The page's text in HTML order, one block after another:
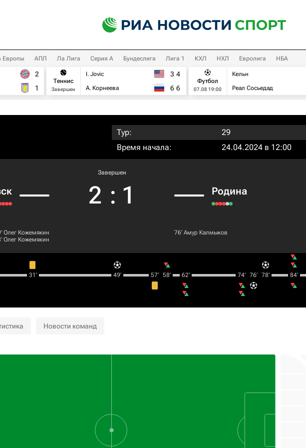
Европы АПЛ Ла Лига Серия А Бундеслига Лига 1 КХЛ НХЛ Евролига НБА
2
1
Теннис
Завершен
I. Jovic
А. Корнеева
3 4
6 6
Футбол
07.08 19:00
Кельн
Реал Сосьедад
Тур:
29
Время начала:
24.04.2024 в 12:00
Завершен
2 : 1 Родина
Олег Кожемякин
Олег Кожемякин
76‎’‎ Амур Калмыков
31‎’‎ 49‎’‎ 57‎’‎ 58‎’‎ 62‎’‎ 74‎’‎ 76‎’‎ 78‎’‎ 84‎’‎
Новости команд